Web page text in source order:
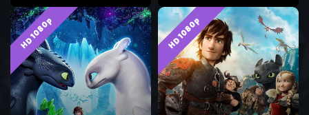
HD 1080p
HD 1080p